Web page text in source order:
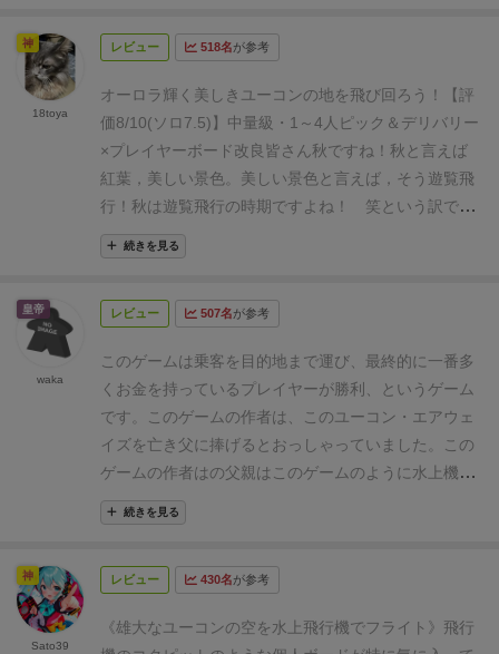
にアピールし、様々なボーナスを受け取って自機を改
各種機能を改良して火曜日〜日曜日にわたる６ラウン
ドを繰り返し、一番報酬を稼いだプレイヤーが勝者と
なります。
ラウンドの流れはコンポーネントの量に比
して比較的軽め。
マーカーをゲートに配置して、乗客（ダイス）をピッ
クアップする。（この時にゲートのボーナスを発動す
接するゲートの乗客を自分のゲートに呼び込める。
手札のチケットを場に出して、その上に乗客を置く。
その際、追加のチケットを差し込み、マークが３つ揃
えば追加ボーナスあり。
チケットの場所に水上機を飛ばす。
すればそれを取り去り、個人ボードの相当する場所に
置くとともに以下を選ぶ。（これ移行継続する
乗客を運んだ場所に書かれている報酬を受け取る。
ーの取り合いとボーナスのジレンマです。
手番順を決
レビュー 518名が参考
オーロラ輝く美しきユーコンの地を飛び回ろう！
【評
価8/10(ソロ7.5)】中量級・1～4人 ピック＆デリバリー
×プレイヤーボード改良 皆さん秋ですね！秋と言えば
紅葉，美しい景色。 美しい景色と言えば，そう遊覧飛
行！秋は遊覧飛行の時期ですよね！ 笑という訳で本
日はカナダの美しき地を水上飛行機で飛び回る素敵な
ゲームを紹介したいと思います。
ゲームです。プレイヤーは飛行機会社・ユーコン・エ
客，採掘者や騎馬警察，冒険者（！）達をユーコンや
その周辺各地に送り届け，その代金を受け取ります。
ユーコン準州の中心地であるホワイトホースからお客
さんを遠くまで運べば運ぶほど運賃を多く受け取る事
ができますが，燃料はたくさん必要になります。火曜
日から日曜日までの1週間の中で，誰が最もお金を稼
＜手札、ダイス、キューブ，燃料。そしてプレイヤー
ボードのマネジメント＞このゲームの基本的な仕組み
は「お客さんであるダイスを飛行機に乗せ，ボードの
続きを見る
神
18toya
レビュー 507名が参考
このゲームは乗客を目的地まで運び、最終的に一番多
くお金を持っているプレイヤーが勝利、というゲーム
です。
このゲームの作者は、このユーコン・エアウェ
イズを亡き父に捧げるとおっしゃっていました。この
ゲームの作者はの父親はこのゲームのように水上機を
運用し、お客さんを目的地へと運ぶ仕事をしていたそ
うです。作者は父親が仕事について悩んでいるのを近
や乗せる客など様々な要因でプレイヤーを悩ませてく
このゲームを遊んでいるかもしれませんね。
ぜひお手
続きを見る
皇帝
waka
レビュー 430名が参考
《雄大なユーコンの空を水上飛行機でフライト》 飛行
神
Sato39